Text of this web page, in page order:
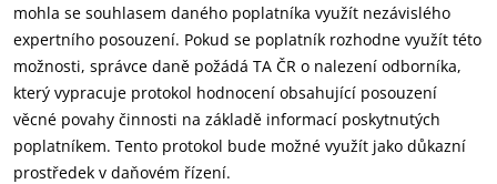
mohla se souhlasem daného poplatníka využít nezávislého
expertního posouzení. Pokud se poplatník rozhodne využít této
možnosti, správce daně požádá TA ČR o nalezení odborníka,
který vypracuje protokol hodnocení obsahující posouzení
věcné povahy činnosti na základě informací poskytnutých
poplatníkem. Tento protokol bude možné využít jako důkazní
prostředek v daňovém řízení.